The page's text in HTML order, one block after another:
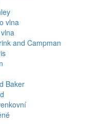
vlna
and Campman
Baker